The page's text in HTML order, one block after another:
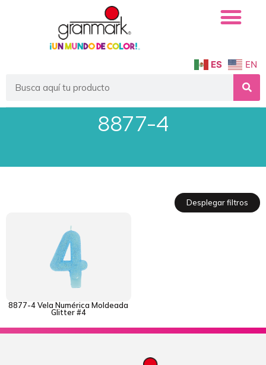
ES EN
8877-4
Desplegar filtros
8877-4 Vela Numérica Moldeada
Glitter #4